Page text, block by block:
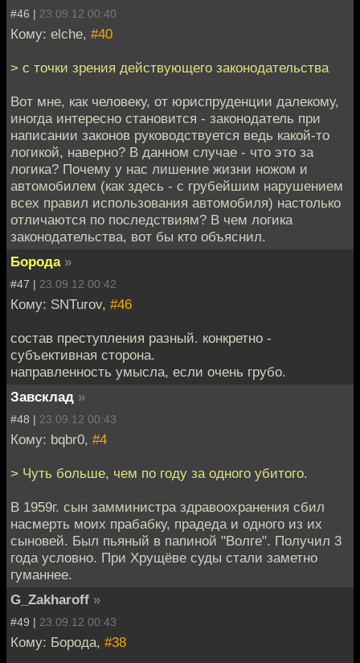
#46 | 23.09.12 00:40
Кому: elche, #40
> с точки зрения действующего законодательства
Вот мне, как человеку, от юриспруденции далекому,
иногда интересно становится - законодатель при
написании законов руководствуется ведь какой-то
логикой, наверно? В данном случае - что это за
логика? Почему у нас лишение жизни ножом и
автомобилем (как здесь - с грубейшим нарушением
всех правил использования автомобиля) настолько
отличаются по последствиям? В чем логика
законодательства, вот бы кто объяснил.
Борода »
#47 | 23.09.12 00:42
Кому: SNTurov, #46
состав преступления разный. конкретно -
субъективная сторона.
направленность умысла, если очень грубо.
Завсклад »
#48 | 23.09.12 00:43
Кому: bqbr0, #4
> Чуть больше, чем по году за одного убитого.
В 1959г. сын замминистра здравоохранения сбил
насмерть моих прабабку, прадеда и одного из их
сыновей. Был пьяный в папиной "Волге". Получил 3
года условно. При Хрущёве суды стали заметно
гуманнее.
G_Zakharoff »
#49 | 23.09.12 00:43
Кому: Борода, #38